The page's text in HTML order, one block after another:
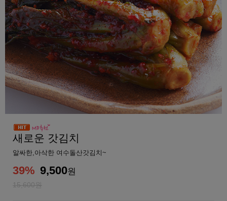
새로운 갓김치
알싸한,아삭한 여수돌산갓김치~
39% 9,500원
15,600원